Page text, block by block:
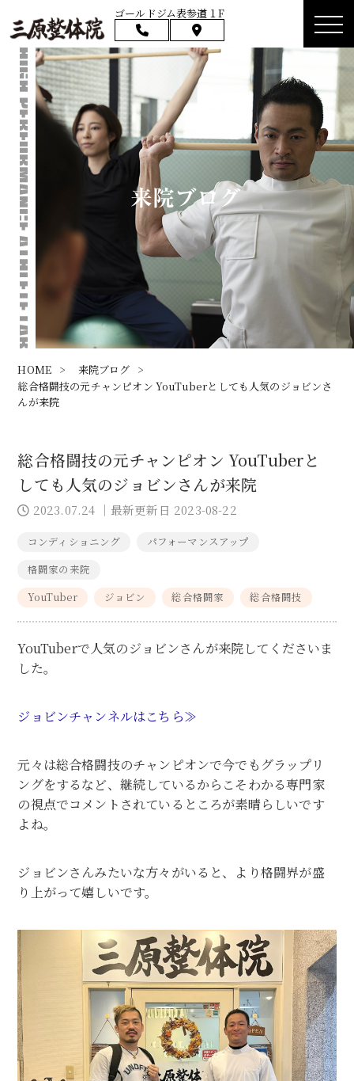
ゴールドジム表参道１F
来院ブログ
HOME > 来院ブログ >
総合格闘技の元チャンピオン YouTuberとしても人気のジョビンさ
んが来院
総合格闘技の元チャンピオン YouTuberと
しても人気のジョビンさんが来院
2023.07.24 ｜最新更新日 2023-08-22
コンディショニング
パフォーマンスアップ
格闘家の来院
YouTuber
ジョビン 総合格闘家 総合格闘技
YouTuberで人気のジョビンさんが来院してくださいま
した。
ジョビンチャンネルはこちら≫
元々は総合格闘技のチャンピオンで今でもグラップリ
ングをするなど、継続しているからこそわかる専門家
の視点でコメントされているところが素晴らしいです
よね。
ジョビンさんみたいな方々がいると、より格闘界が盛
り上がって嬉しいです。